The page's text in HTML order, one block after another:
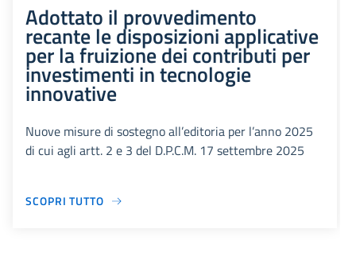
Adottato il provvedimento
recante le disposizioni applicative
per la fruizione dei contributi per
investimenti in tecnologie
innovative
Nuove misure di sostegno all’editoria per l’anno 2025
di cui agli artt. 2 e 3 del D.P.C.M. 17 settembre 2025
SCOPRI TUTTO